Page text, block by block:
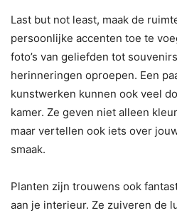
Last but not least, maak de
persoonlijke accenten toe te
foto’s van geliefden tot
herinneringen oproepen. Een
kunstwerken kunnen ook veel
kamer. Ze geven niet alleen
maar vertellen ook iets over
smaak.
Planten zijn trouwens ook
aan je interieur. Ze zuiveren de